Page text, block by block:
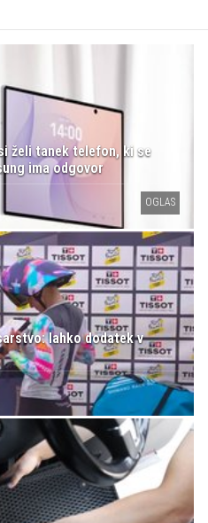
želi tanek telefon, ki se
ima odgovor
OGLAS
lahko dodatek v